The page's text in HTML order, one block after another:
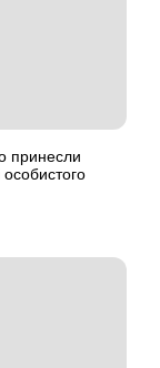
принесли
особистого